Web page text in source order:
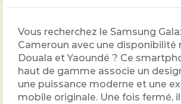
Vous recherchez le Samsung
Cameroun avec une disponibilité
Douala et Yaoundé ? Ce
haut de gamme associe un
une puissance moderne et une
mobile originale. Une fois fermé,